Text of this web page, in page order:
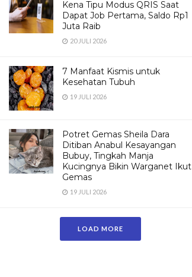
Kena Tipu Modus QRIS Saat
Dapat Job Pertama, Saldo Rp1
Juta Raib
20 JULI 2026
7 Manfaat Kismis untuk
Kesehatan Tubuh
19 JULI 2026
Potret Gemas Sheila Dara
Ditiban Anabul Kesayangan
Bubuy, Tingkah Manja
Kucingnya Bikin Warganet Ikut
Gemas
19 JULI 2026
LOAD MORE